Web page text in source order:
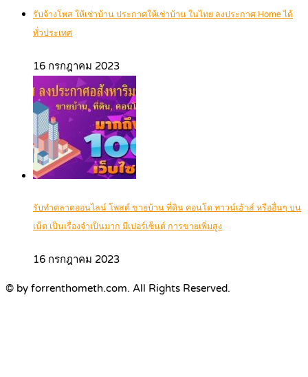
รับจ้างโพส ให้เช่าบ้าน ประกาศให้เช่าบ้าน ในไทย ลงประกาศ Home ได้
ทั่วประเทศ
16 กรกฎาคม 2023
รับทำตลาดออนไลน์ โพสต์ ขายบ้าน ที่ดิน คอนโด ทาวน์เฮ้าส์ หรืออื่นๆ บน
เน็ต เป็นเรื่องจำเป็นมาก มีเปอร์เซ็นต์ การขายเพิ่มสูง
16 กรกฎาคม 2023
© by forrenthometh.com. All Rights Reserved.